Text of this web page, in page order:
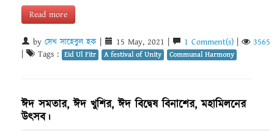
Read more
by সেখ সাহেবুল হক 15 May, 2021 | 1 Comment(s)
3565
Tags : Eid Ul Fitr A festival of Unity Communal Harmony
ঈদ সমতার, ঈদ খুশির, ঈদ বিদ্বেষ বিনাশের, মহামিলনের
উৎসব।